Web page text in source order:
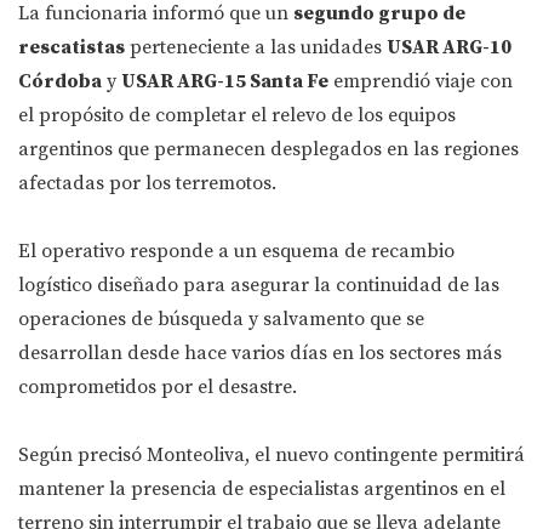
La funcionaria informó que un segundo grupo de
rescatistas perteneciente a las unidades USAR ARG-10
Córdoba yUSAR ARG-15 Santa Fe emprendió viaje con
el propósito de completar el relevo de los equipos
argentinos que permanecen desplegados en las regiones
afectadas por los terremotos.
El operativo responde a un esquema de recambio
logístico diseñado para asegurar la continuidad de las
operaciones de búsqueda y salvamento que se
desarrollan desde hace varios días en los sectores más
comprometidos por el desastre.
Según precisó Monteoliva, el nuevo contingente permitirá
mantener la presencia de especialistas argentinos en el
terreno sin interrumpir el trabajo que se lleva adelante